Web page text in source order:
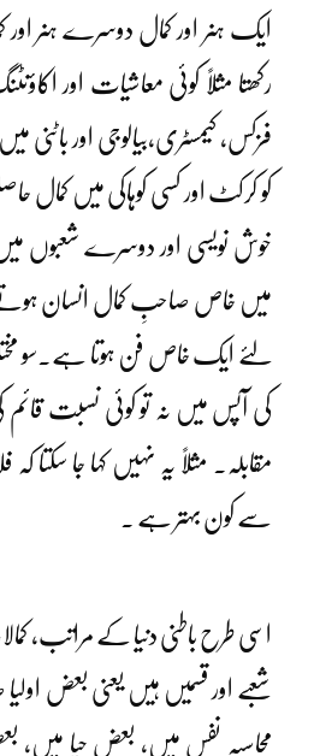
ایک ہنر اور کمال دوسرے ہنر اور
رکھتا مثلاً کوئی معاشیات اور
فزکس، کیمسٹری،بیالوجی اور باٹنی
کو کرکٹ اور کسی کوہاکی میں کمال
خوش نویسی اور دوسرے شعبوں
میں خاص صاحبِ کمال انسان
لئے ایک خاص فن ہوتا ہے۔سو
کی آپس میں نہ تو کوئی نسبت قائم
مقابلہ۔ مثلاً یہ نہیں کہا جا سکتا کہ
سے کون بہتر ہے ۔
اسی طرح باطنی دنیا کے مراتب،
شعبے اور قسمیں ہیں یعنی بعض
محاسبہ نفس میں، بعض حیا میں،